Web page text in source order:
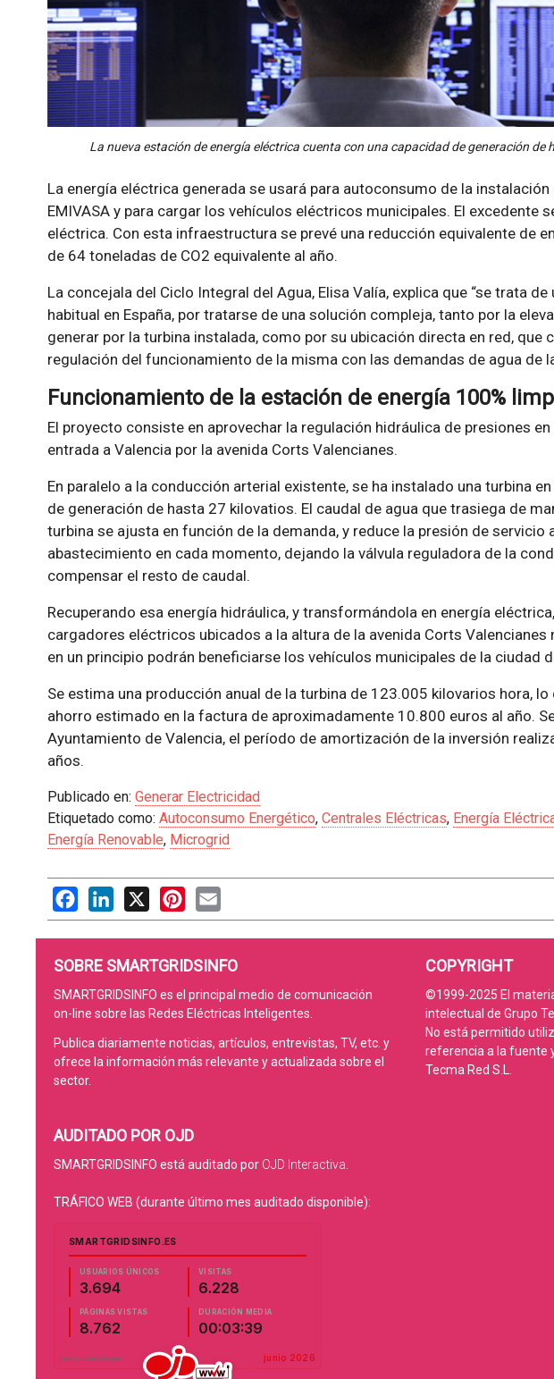
La nueva estación de energía eléctrica cuenta con una capacidad de generación de
La energía eléctrica generada se usará para autoconsumo de la
EMIVASA y para cargar los vehículos eléctricos municipales. El excedente
eléctrica. Con esta infraestructura se prevé una reducción equivalente de
de 64 toneladas de CO2 equivalente al año.
La concejala del Ciclo Integral del Agua, Elisa Valía, explica que “se trata
habitual en España, por tratarse de una solución compleja, tanto por la
generar por la turbina instalada, como por su ubicación directa en red, que
regulación del funcionamiento de la misma con las demandas de agua de
Funcionamiento de la estación de energía 100%
El proyecto consiste en aprovechar la regulación hidráulica de presiones
entrada a Valencia por la avenida Corts Valencianes.
En paralelo a la conducción arterial existente, se ha instalado una turbina
de generación de hasta 27 kilovatios. El caudal de agua que trasiega de
turbina se ajusta en función de la demanda, y reduce la presión de servicio
abastecimiento en cada momento, dejando la válvula reguladora de la
compensar el resto de caudal.
Recuperando esa energía hidráulica, y transformándola en energía
cargadores eléctricos ubicados a la altura de la avenida Corts Valencianes
en un principio podrán beneficiarse los vehículos municipales de la ciudad
Se estima una producción anual de la turbina de 123.005 kilovarios hora, lo
ahorro estimado en la factura de aproximadamente 10.800 euros al año.
Ayuntamiento de Valencia, el período de amortización de la inversión
años.
Publicado en: Generar Electricidad
Etiquetado como: Autoconsumo Energético, Centrales Eléctricas, Energía
Energía Renovable, Microgrid
FacebookLinkedIn Pinterest
SOBRE SMARTGRIDSINFO
SMARTGRIDSINFO es el principal medio de comunicación
on-line sobre las Redes Eléctricas Inteligentes.
Publica diariamente noticias, artículos, entrevistas, TV, etc. y
ofrece la información más relevante y actualizada sobre el
sector.
AUDITADO POR OJD
SMARTGRIDSINFO está auditado por OJD Interactiva.
TRÁFICO WEB (durante último mes auditado disponible):
COPYRIGHT
©1999-2025 El
intelectual de Grupo
No está permitido
referencia a la fuente
Tecma Red S.L.